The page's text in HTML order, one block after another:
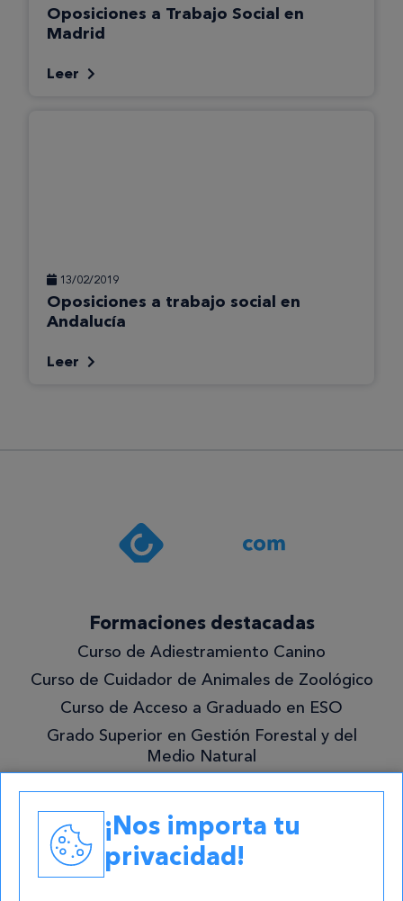
Oposiciones a Trabajo Social en
Madrid
Leer
13/02/2019
Oposiciones a trabajo social en
Andalucía
Leer
Formaciones destacadas
Curso de Adiestramiento Canino
Curso de Cuidador de Animales de Zoológico
Curso de Acceso a Graduado en ESO
Grado Superior en Gestión Forestal y del
Medio Natural
Contacto
atencion@cursos.com
¡Nos importa tu
privacidad!